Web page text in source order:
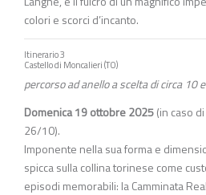
colori e scorci d’incanto.
Itinerario 3
Castello di Moncalieri (TO)
percorso ad anello a scelta di circa 10
Domenica 19 ottobre 2025(in caso
26/10).
Imponente nella sua forma e
spicca sulla collina torinese come
episodi memorabili: la Camminata